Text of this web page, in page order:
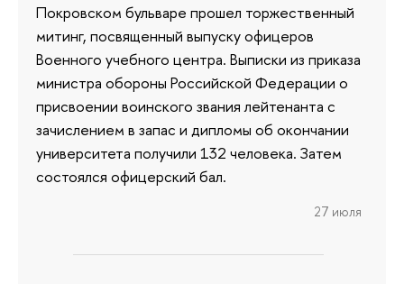
Покровском бульваре прошел торжественный
митинг, посвященный выпуску офицеров
Военного учебного центра. Выписки из приказа
министра обороны Российской Федерации о
присвоении воинского звания лейтенанта с
зачислением в запас и дипломы об окончании
университета получили 132 человека. Затем
состоялся офицерский бал.
27 июля